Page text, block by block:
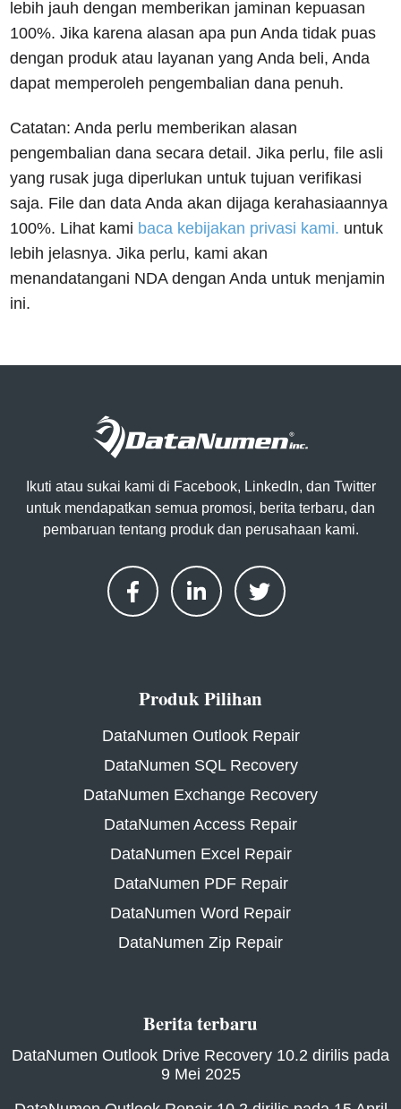
lebih jauh dengan memberikan jaminan kepuasan
100%. Jika karena alasan apa pun Anda tidak puas
dengan produk atau layanan yang Anda beli, Anda
dapat memperoleh pengembalian dana penuh.
Catatan: Anda perlu memberikan alasan
pengembalian dana secara detail. Jika perlu, file asli
yang rusak juga diperlukan untuk tujuan verifikasi
saja. File dan data Anda akan dijaga kerahasiaannya
100%. Lihat kami baca kebijakan privasi kami. untuk
lebih jelasnya. Jika perlu, kami akan
menandatangani NDA dengan Anda untuk menjamin
ini.
Ikuti atau sukai kami di Facebook, LinkedIn, dan Twitter
untuk mendapatkan semua promosi, berita terbaru, dan
pembaruan tentang produk dan perusahaan kami.
Produk Pilihan
DataNumen Outlook Repair
DataNumen SQL Recovery
DataNumen Exchange Recovery
DataNumen Access Repair
DataNumen Excel Repair
DataNumen PDF Repair
DataNumen Word Repair
DataNumen Zip Repair
Berita terbaru
DataNumen Outlook Drive Recovery 10.2 dirilis pada
9 Mei 2025